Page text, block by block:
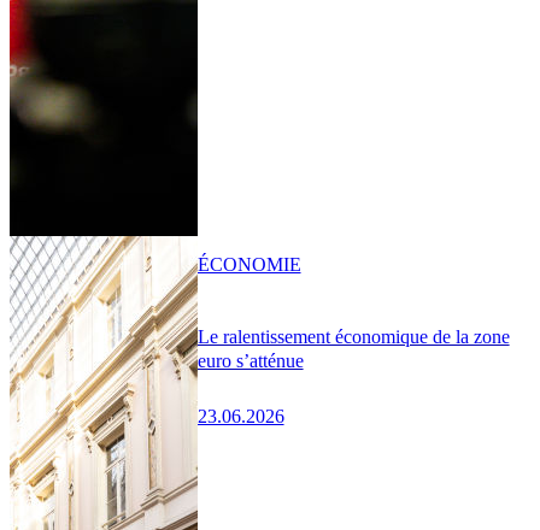
Le ralentissement économique de la zone
euro s’atténue
23.06.2026
ÉCONOMIE